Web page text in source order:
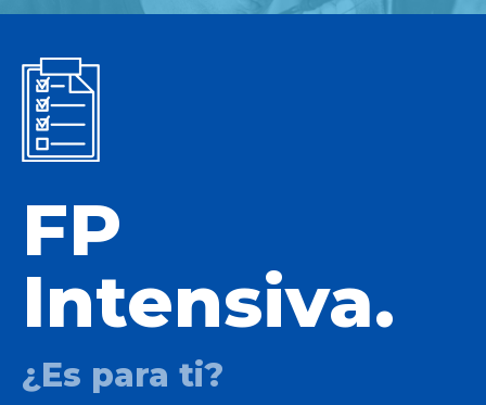
FP
Intensiva.
¿Es para ti?